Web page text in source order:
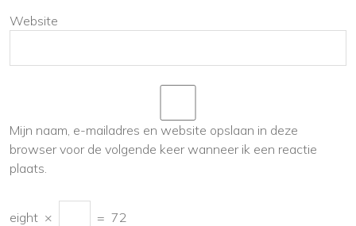
Website
Mijn naam, e-mailadres en website opslaan in deze
browser voor de volgende keer wanneer ik een reactie
plaats.
eight × = 72